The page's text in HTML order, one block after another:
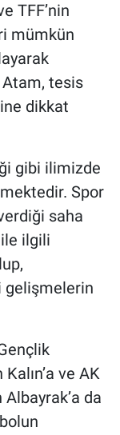
TFF’nin
mümkün
Atam, tesis
dikkat
gibi ilimizde
Spor
saha
ile ilgili
gelişmelerin
ve AK
da